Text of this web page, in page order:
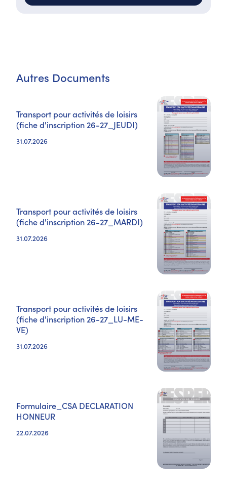
Autres Documents
Transport pour activités de loisirs
(fiche d'inscription 26-27_JEUDI)
31.07.2026
Transport pour activités de loisirs
(fiche d'inscription 26-27_MARDI)
31.07.2026
Transport pour activités de loisirs
(fiche d'inscription 26-27_LU-ME-
VE)
31.07.2026
Formulaire_CSA DECLARATION
HONNEUR
22.07.2026